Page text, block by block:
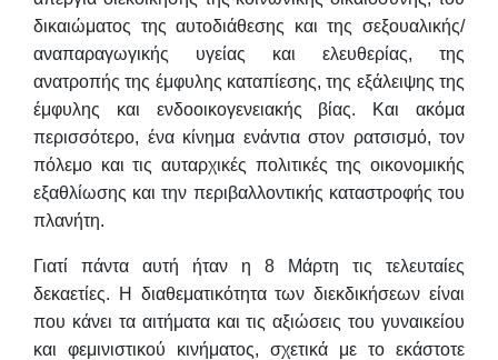
δικαιώματος της αυτοδιάθεσης και της σεξουαλικής/
αναπαραγωγικής υγείας και ελευθερίας, της
ανατροπής της έμφυλης καταπίεσης, της εξάλειψης της
έμφυλης και ενδοοικογενειακής βίας. Και ακόμα
περισσότερο, ένα κίνημα ενάντια στον ρατσισμό, τον
πόλεμο και τις αυταρχικές πολιτικές της οικονομικής
εξαθλίωσης και την περιβαλλοντικής καταστροφής του
πλανήτη.
Γιατί πάντα αυτή ήταν η 8 Μάρτη τις τελευταίες
δεκαετίες. Η διαθεματικότητα των διεκδικήσεων είναι
που κάνει τα αιτήματα και τις αξιώσεις του γυναικείου
και φεμινιστικού κινήματος, σχετικά με το εκάστοτε